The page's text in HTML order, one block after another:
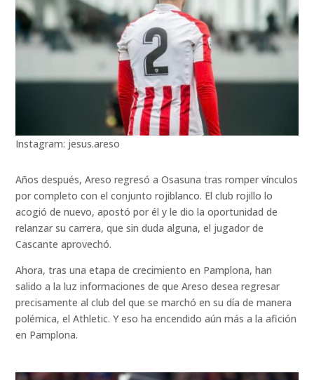
Instagram: jesus.areso
Años después, Areso regresó a Osasuna tras romper vínculos
por completo con el conjunto rojiblanco. El club rojillo lo
acogió de nuevo, apostó por él y le dio la oportunidad de
relanzar su carrera, que sin duda alguna, el jugador de
Cascante aprovechó.
Ahora, tras una etapa de crecimiento en Pamplona, han
salido a la luz informaciones de que Areso desea regresar
precisamente al club del que se marchó en su día de manera
polémica, el Athletic. Y eso ha encendido aún más a la afición
en Pamplona.